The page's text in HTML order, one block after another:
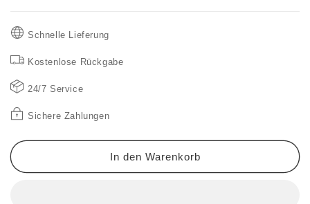
Schnelle Lieferung
Kostenlose Rückgabe
24/7 Service
Sichere Zahlungen
In den Warenkorb